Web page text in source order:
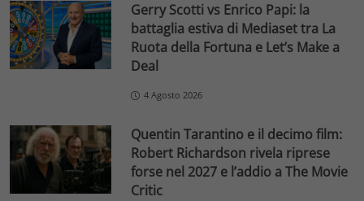
Gerry Scotti vs Enrico Papi: la
battaglia estiva di Mediaset tra La
Ruota della Fortuna e Let’s Make a
Deal
4 Agosto 2026
Quentin Tarantino e il decimo film:
Robert Richardson rivela riprese
forse nel 2027 e l’addio a The Movie
Critic